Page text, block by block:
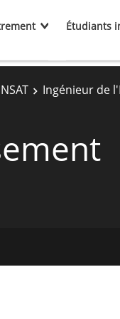
Étudiants
Ingénieur de